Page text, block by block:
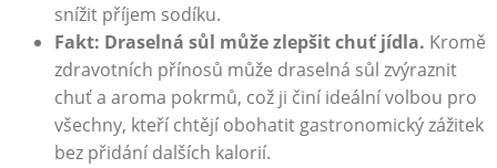
snížit příjem sodíku.
Fakt: Draselná sůl může zlepšit chuť jídla. Kromě
zdravotních přínosů může draselná sůl zvýraznit
chuť a aroma pokrmů, což ji činí ideální volbou pro
všechny, kteří chtějí obohatit gastronomický zážitek
bez přidání dalších kalorií.